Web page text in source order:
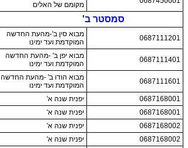
מקומם של האלים
סמסטר ב'
0687111201
מבוא סין ב'-מהעת החדשה
המוקדמת ועד ימינו
0687111401
מבוא יפן ב' -מהעת החדשה
המוקדמת ועד ימינו
0687111601
מבוא הודו ב' -מהעת החדשה
המוקדמת ועד ימינו
0687168001 יפנית שנה א'
0687168001
יפנית שנה א'
0687168002
יפנית שנה א'
0687168002
יפנית שנה א'